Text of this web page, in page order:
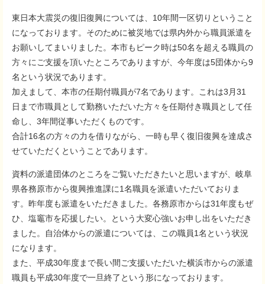
東日本大震災の復旧復興については、10年間一区切りということ
になっております。そのために被災地では県内外から職員派遣を
お願いしてまいりました。本市もピーク時は50名を超える職員の
方々にご支援を頂いたところでありますが、今年度は5団体から9
名という状況であります。
加えまして、本市の任期付職員が7名であります。これは3月31
日まで市職員として勤務いただいた方々を任期付き職員として任
命し、3年間従事いただくものです。
合計16名の方々の力を借りながら、一時も早く復旧復興を達成さ
せていただくということであります。
資料の派遣団体のところをご覧いただきたいと思いますが、岐阜
県各務原市から復興推進課に1名職員を派遣いただいておりま
す。昨年度も派遣をいただきました。各務原市からは31年度もぜ
ひ、塩竈市を応援したい。という大変心強いお申し出をいただき
ました。自治体からの派遣については、この職員1名という状況
になります。
また、平成30年度まで長い間ご支援いただいた横浜市からの派遣
職員も平成30年度で一旦終了という形になっております。